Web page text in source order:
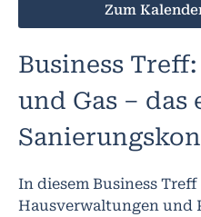
Zum
Business Treff:
und Gas –
In diesem Business
Hausverwaltungen und